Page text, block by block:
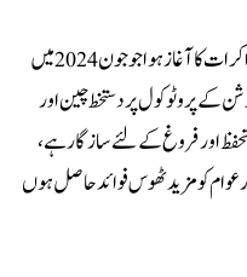
پیرو آزاد تجارتی معاہدے کی اپ گریڈشن پر مذاکرات کا آغاز ہوا جو جون 2024 میں
کے پروٹوکول پر دستخط چین اور
اور فروغ کے لئے سازگار ہے ،
کو مزید ٹھوس فوائد حاصل ہوں